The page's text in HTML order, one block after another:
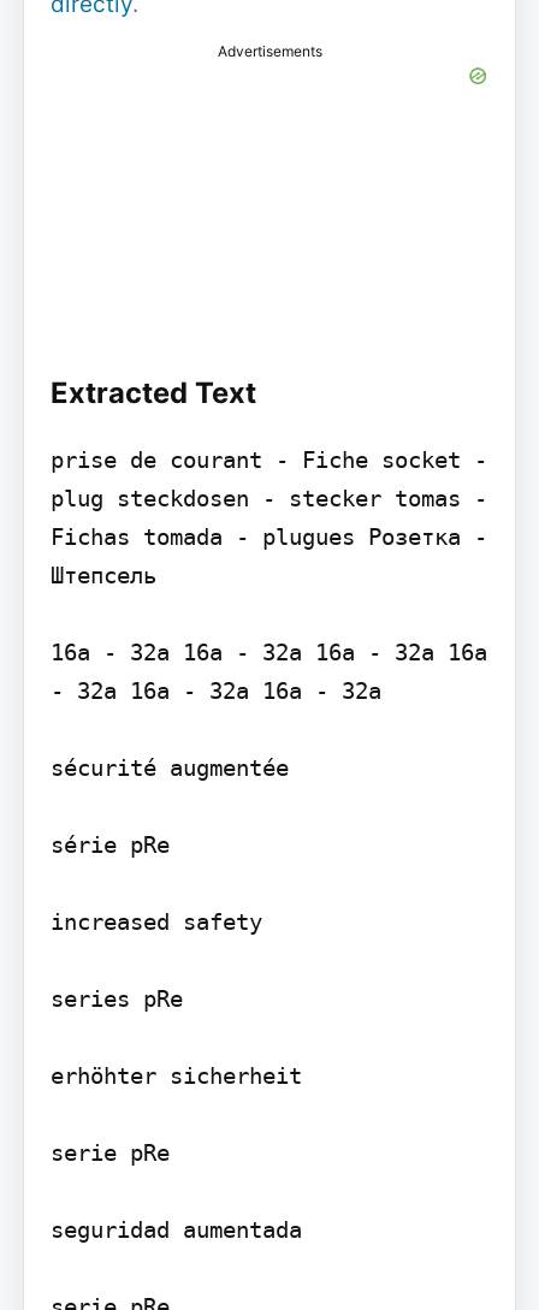
Advertisements
Extracted Text
prise de courant - Fiche socket -
plug steckdosen - stecker tomas -
Fichas tomada - plugues Розетка -
Штепсель
16a - 32a 16a - 32a 16a - 32a 16a
- 32a 16a - 32a 16а - 32a
sécurité augmentée
série pRe
increased safety
series pRe
erhöhter sicherheit
serie pRe
seguridad aumentada